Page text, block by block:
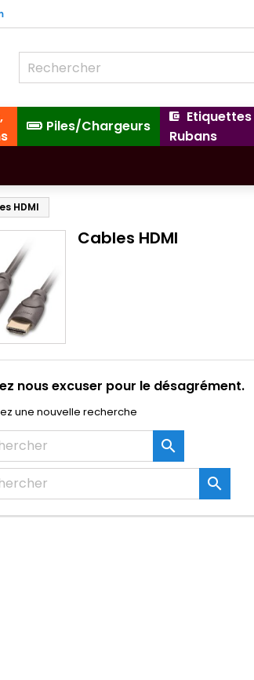
Piles/Chargeurs
Rubans
HDMI
Cables HDMI
nous excuser pour le désagrément.
une nouvelle recherche

